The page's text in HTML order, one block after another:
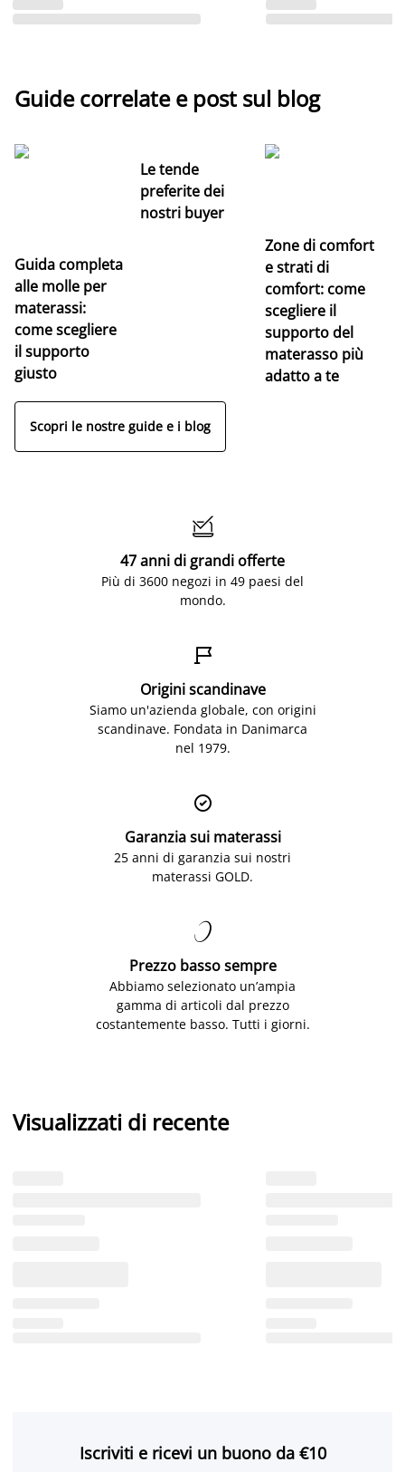
Guide correlate e post sul blog
Guida completa
alle molle per
materassi:
come scegliere
il supporto
giusto
Le tende
preferite dei
nostri buyer
Zone di comfort
e strati di
comfort: come
scegliere il
supporto del
materasso più
adatto a te
Scopri le nostre guide e i blog

47 anni di grandi offerte
Più di 3600 negozi in 49 paesi del
mondo.

Origini scandinave
Siamo un'azienda globale, con origini
scandinave. Fondata in Danimarca
nel 1979.

Garanzia sui materassi
25 anni di garanzia sui nostri
materassi GOLD.

Prezzo basso sempre
Abbiamo selezionato un’ampia
gamma di articoli dal prezzo
costantemente basso. Tutti i giorni.
Visualizzati di recente
Iscriviti e ricevi un buono da €10